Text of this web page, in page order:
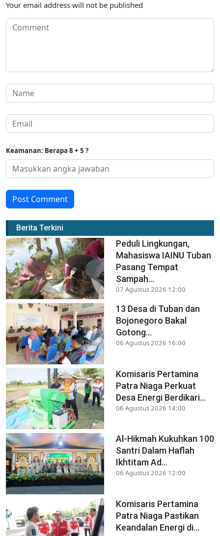
Your email address will not be published
Keamanan: Berapa 8 + 5 ?
Post Comment
Berita Terkini
Peduli Lingkungan,
Mahasiswa IAINU Tuban
Pasang Tempat
Sampah...
07 Agustus 2026 12:00
13 Desa di Tuban dan
Bojonegoro Bakal
Gotong...
06 Agustus 2026 16:00
Komisaris Pertamina
Patra Niaga Perkuat
Desa Energi Berdikari...
06 Agustus 2026 14:00
Al-Hikmah Kukuhkan 100
Santri Dalam Haflah
Ikhtitam Ad...
06 Agustus 2026 12:00
Komisaris Pertamina
Patra Niaga Pastikan
Keandalan Energi di...